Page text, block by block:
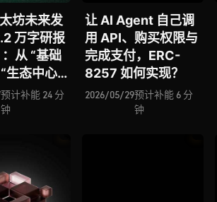
坊未来发
万字研报
：从 “基础
生态中心”
全景式拆
代、最新
预计补能 24 分
钟
让 AI Agent 自己调
用 API、购买权限与
完成支付，ERC-
8257 如何实现？
2026/05/29预计补能 6 分
钟